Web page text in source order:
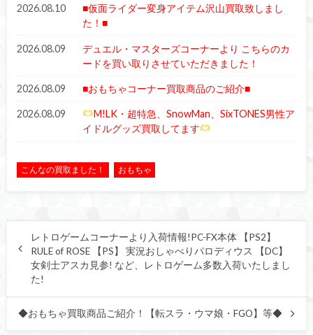
2026.08.10
■仮面ライダー変身アイテム沢山買取致しまし
た！■
2026.08.09
デュエル・マスターズコーナーより こちらのカ
ードを買い取りさせていただきました！
2026.08.09 ■おもちゃコーナー買取商品のご紹介■
2026.08.09
M!LK・超特急、SnowMan、SixTONES男性ア
イドルグッズ買取してます
こんなの買取ました！ おもちゃ
レトロゲームコーナーより入荷情報!PC-FX本体 【PS2】
RULE of ROSE 【PS】 実況おしゃべりパロディウス 【DC】
女剣士アスカ見参! など、レトロゲーム多数入荷いたしまし
た!
◆おもちゃ買取商品ご紹介！【転スラ・ウマ娘・FGO】等◆